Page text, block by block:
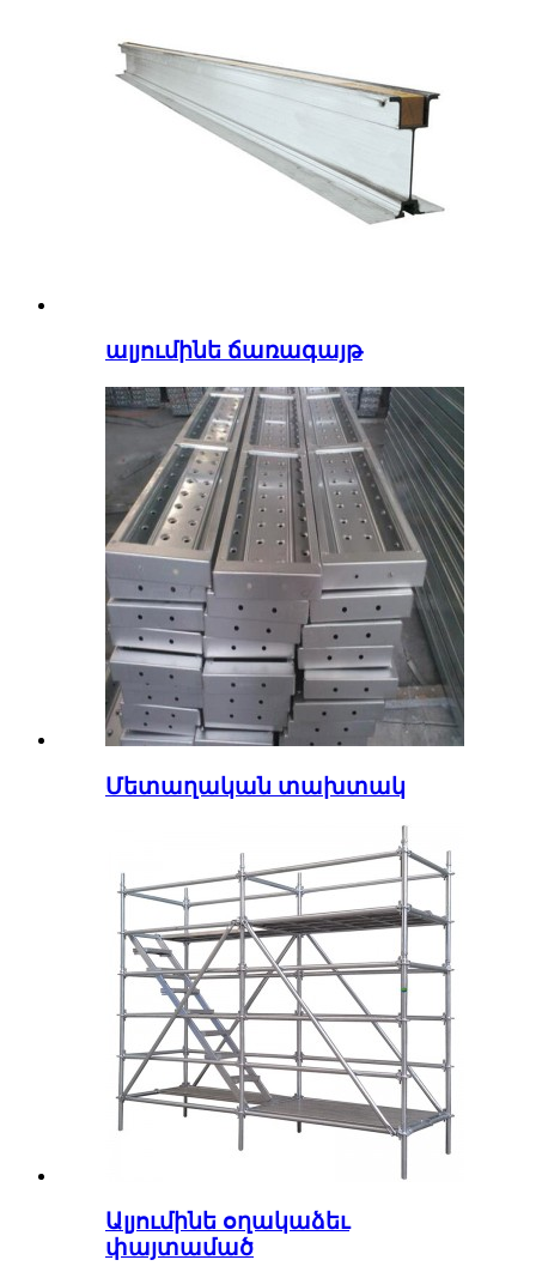
ալյումինե ճառագայթ
Մետաղական տախտակ
Ալյումինե օղակաձեւ
փայտամած